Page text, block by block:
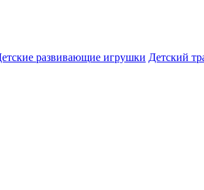
развивающие игрушки Детский